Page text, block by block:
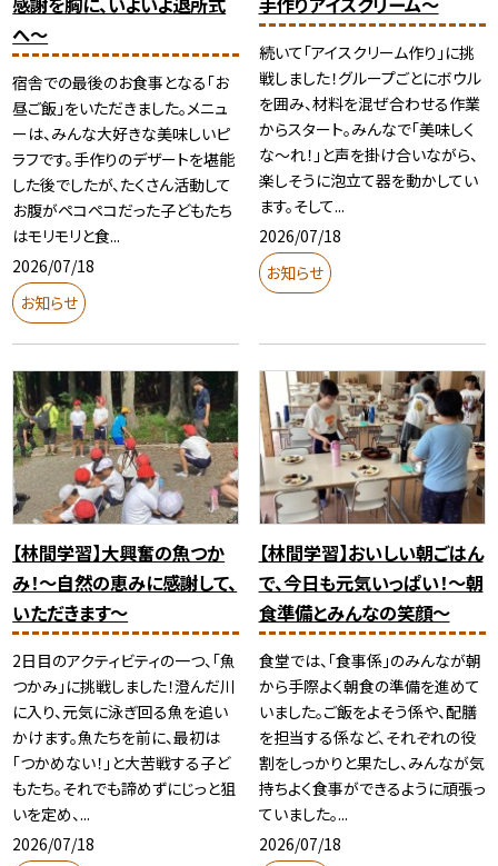
へ〜
宿舎での最後のお食事となる「お
昼ご飯」をいただきました。メニュ
ーは、みんな大好きな美味しいピ
ラフです。手作りのデザートを堪能
した後でしたが、たくさん活動して
お腹がペコペコだった子どもたち
はモリモリと食...
2026/07/18
お知らせ
続いて「アイスクリーム作り」に挑
戦しました！グループごとにボウル
を囲み、材料を混ぜ合わせる作業
からスタート。みんなで「美味しく
な～れ！」と声を掛け合いながら、
楽しそうに泡立て器を動かしてい
ます。そして...
2026/07/18
お知らせ
【林間学習】大興奮の魚つか
み！～自然の恵みに感謝して、
いただきます～
2日目のアクティビティの一つ、「魚
つかみ」に挑戦しました！澄んだ川
に入り、元気に泳ぎ回る魚を追い
かけます。魚たちを前に、最初は
「つかめない！」と大苦戦する子ど
もたち。それでも諦めずにじっと狙
いを定め、...
2026/07/18
【林間学習】おいしい朝ごはん
で、今日も元気いっぱい！〜朝
食準備とみんなの笑顔〜
食堂では、「食事係」のみんなが朝
から手際よく朝食の準備を進めて
いました。ご飯をよそう係や、配膳
を担当する係など、それぞれの役
割をしっかりと果たし、みんなが気
持ちよく食事ができるように頑張っ
ていました。...
2026/07/18